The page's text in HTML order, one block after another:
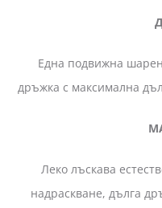
Една подвижна
дръжка с максимална
Леко лъскава
надраскване, дълга